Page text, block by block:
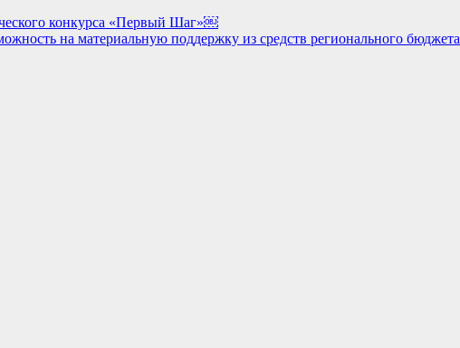
конкурса «Первый Шаг»￼
на материальную поддержку из средств регионального бюджета